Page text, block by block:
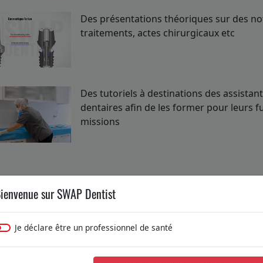
Des présentations théoriques sur des
traitements, actes chirurgicaux etc
Des tutoriels à destinations des
dentaires afin de les former pour leurs
missions
sur SWAP Dentist
Je déclare être un professionnel de santé